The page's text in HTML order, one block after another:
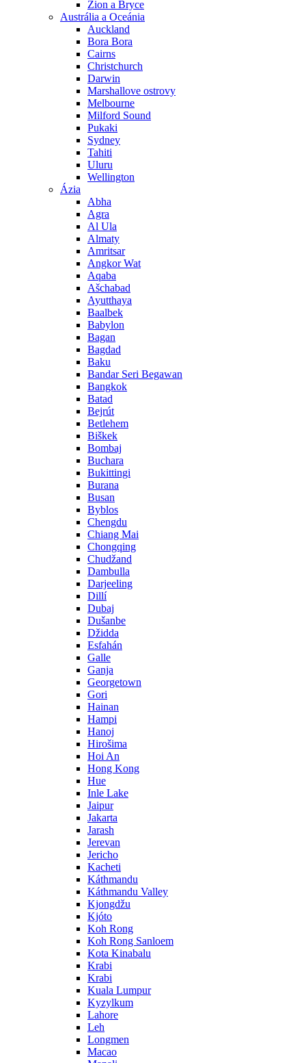
Zion a Bryce
Austrália a Oceánia
Auckland
Bora Bora
Cairns
Christchurch
Darwin
Marshallove ostrovy
Melbourne
Milford Sound
Pukaki
Sydney
Tahiti
Uluru
Wellington
Ázia
Abha
Agra
Al Ula
Almaty
Amritsar
Angkor Wat
Aqaba
Ašchabad
Ayutthaya
Baalbek
Babylon
Bagan
Bagdad
Baku
Bandar Seri Begawan
Bangkok
Batad
Bejrút
Betlehem
Biškek
Bombaj
Buchara
Bukittingi
Burana
Busan
Byblos
Chengdu
Chiang Mai
Chongqing
Chudžand
Dambulla
Darjeeling
Dillí
Dubaj
Dušanbe
Džidda
Esfahán
Galle
Ganja
Georgetown
Gori
Hainan
Hampi
Hanoj
Hirošima
Hoi An
Hong Kong
Hue
Inle Lake
Jaipur
Jakarta
Jarash
Jerevan
Jericho
Kacheti
Káthmandu
Káthmandu Valley
Kjongdžu
Kjóto
Koh Rong
Koh Rong Sanloem
Kota Kinabalu
Krabi
Krabi
Kuala Lumpur
Kyzylkum
Lahore
Leh
Longmen
Macao